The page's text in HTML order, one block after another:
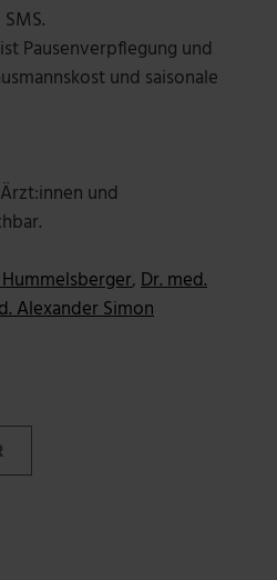
Pausenverpflegung und
und sai­so­na­le
und
,Dr. med.
Alexander Simon